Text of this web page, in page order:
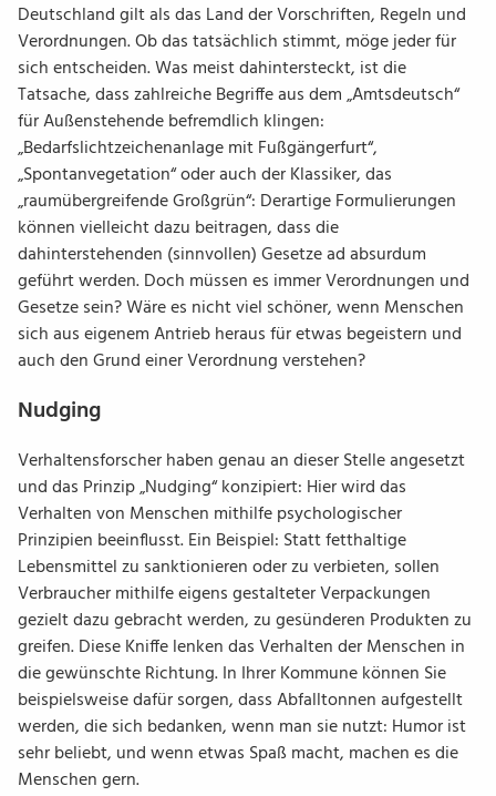
Deutschland gilt als das Land der Vorschriften, Regeln und
Verordnungen. Ob das tatsächlich stimmt, möge jeder für
sich entscheiden. Was meist dahintersteckt, ist die
Tatsache, dass zahlreiche Begriffe aus dem „Amtsdeutsch“
für Außenstehende befremdlich klingen:
„Bedarfslichtzeichenanlage mit Fußgängerfurt“,
„Spontanvegetation“ oder auch der Klassiker, das
„raumübergreifende Großgrün“: Derartige Formulierungen
können vielleicht dazu beitragen, dass die
dahinterstehenden (sinnvollen) Gesetze ad absurdum
geführt werden. Doch müssen es immer Verordnungen und
Gesetze sein? Wäre es nicht viel schöner, wenn Menschen
sich aus eigenem Antrieb heraus für etwas begeistern und
auch den Grund einer Verordnung verstehen?
Nudging
Verhaltensforscher haben genau an dieser Stelle angesetzt
und das Prinzip „Nudging“ konzipiert: Hier wird das
Verhalten von Menschen mithilfe psychologischer
Prinzipien beeinflusst. Ein Beispiel: Statt fetthaltige
Lebensmittel zu sanktionieren oder zu verbieten, sollen
Verbraucher mithilfe eigens gestalteter Verpackungen
gezielt dazu gebracht werden, zu gesünderen Produkten zu
greifen. Diese Kniffe lenken das Verhalten der Menschen in
die gewünschte Richtung. In Ihrer Kommune können Sie
beispielsweise dafür sorgen, dass Abfalltonnen aufgestellt
werden, die sich bedanken, wenn man sie nutzt: Humor ist
sehr beliebt, und wenn etwas Spaß macht, machen es die
Menschen gern.